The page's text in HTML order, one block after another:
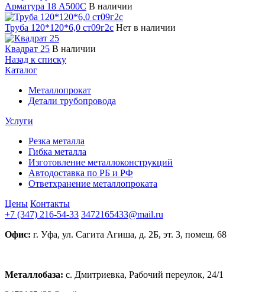
Арматура 18 А500С В наличии
Труба 120*120*6,0 ст09г2с Нет в наличии
Квадрат 25 В наличии
Назад к списку
Каталог
Металлопрокат
Детали трубопровода
Услуги
Резка металла
Гибка металла
Изготовление металлоконструкций
Автодоставка по РБ и РФ
Ответхранение металлопроката
Цены Контакты
+7 (347) 216-54-33 3472165433@mail.ru
Офис: г. Уфа, ул. Сагита Агиша, д. 2Б, эт. 3, помещ. 68
Металлобаза: с. Дмитриевка, Рабочий переулок, 24/1